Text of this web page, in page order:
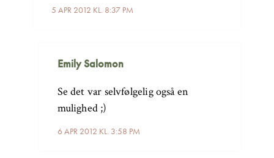
5 APR 2012 KL. 8:37 PM
Emily Salomon
6 APR 2012 KL. 3:58 PM
Se det var selvfølgelig også en
mulighed ;)